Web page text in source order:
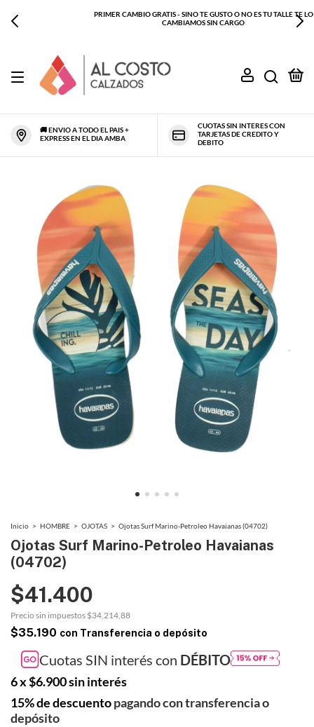
PRIMER CAMBIO GRATIS - SINO TE GUSTO O NO ES TU TALLE TE LO
CAMBIAMOS SIN CARGO
🚚 ENVIO A TODO EL PAIS +
EXPRESS EN EL DIA AMBA
CUOTAS SIN INTERES CON
TARJETAS DE CREDITO Y
DEBITO
Inicio > HOMBRE > OJOTAS > Ojotas Surf Marino-Petroleo Havaianas (04702)
Ojotas Surf Marino-Petroleo Havaianas
(04702)
$41.400
Precio sin impuestos $34.214,88
$35.190 con Transferencia o depósito
Cuotas SIN interés con DÉBITO
6x$6.900sin interés
15% de descuentopagando con transferencia o
depósito